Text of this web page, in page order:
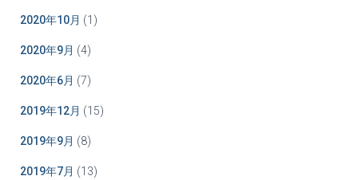
2020年10月 (1)
2020年9月 (4)
2020年6月 (7)
2019年12月 (15)
2019年9月 (8)
2019年7月 (13)